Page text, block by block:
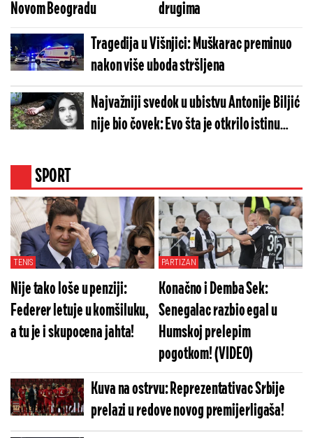
Novom Beogradu
drugima
Tragedija u Višnjici: Muškarac preminuo
nakon više uboda stršljena
Najvažniji svedok u ubistvu Antonije Biljić
nije bio čovek: Evo šta je otkrilo istinu
SPORT
TENIS
Nije tako loše u penziji:
Federer letuje u komšiluku,
a tu je i skupocena jahta!
PARTIZAN
Konačno i Demba Sek:
Senegalac razbio egal u
Humskoj prelepim
pogotkom! (VIDEO)
Kuva na ostrvu: Reprezentativac Srbije
prelazi u redove novog premijerligaša!